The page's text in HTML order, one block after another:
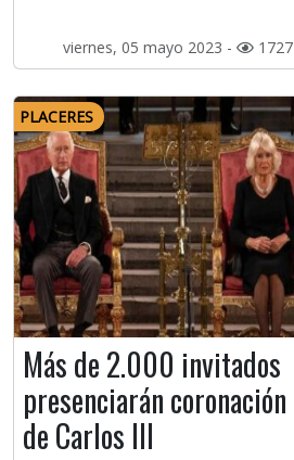
viernes, 05 mayo 2023 - 1727
PLACERES
Más de 2.000 invitados
presenciarán coronación
de Carlos III